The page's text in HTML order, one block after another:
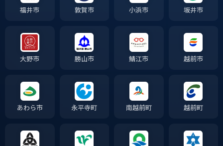
福井市 敦賀市 小浜市 坂井市
大野市 勝山市 鯖江市 越前市
あわら市 永平寺町 南越前町 越前町